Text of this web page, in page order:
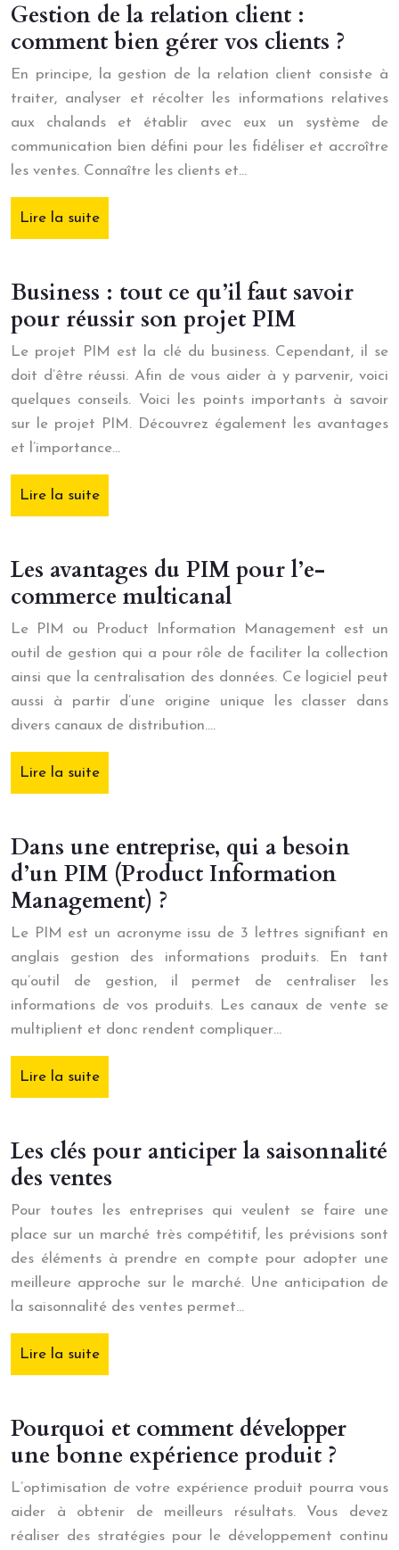
Gestion de la relation client :
comment bien gérer vos clients ?
En principe, la gestion de la relation client consiste à
traiter, analyser et récolter les informations relatives
aux chalands et établir avec eux un système de
communication bien défini pour les fidéliser et accroître
les ventes. Connaître les clients et…
Lire la suite
Business : tout ce qu’il faut savoir
pour réussir son projet PIM
Le projet PIM est la clé du business. Cependant, il se
doit d’être réussi. Afin de vous aider à y parvenir, voici
quelques conseils. Voici les points importants à savoir
sur le projet PIM. Découvrez également les avantages
et l’importance…
Lire la suite
Les avantages du PIM pour l’e-
commerce multicanal
Le PIM ou Product Information Management est un
outil de gestion qui a pour rôle de faciliter la collection
ainsi que la centralisation des données. Ce logiciel peut
aussi à partir d’une origine unique les classer dans
divers canaux de distribution….
Lire la suite
Dans une entreprise, qui a besoin
d’un PIM (Product Information
Management) ?
Le PIM est un acronyme issu de 3 lettres signifiant en
anglais gestion des informations produits. En tant
qu’outil de gestion, il permet de centraliser les
informations de vos produits. Les canaux de vente se
multiplient et donc rendent compliquer…
Lire la suite
Les clés pour anticiper la saisonnalité
des ventes
Pour toutes les entreprises qui veulent se faire une
place sur un marché très compétitif, les prévisions sont
des éléments à prendre en compte pour adopter une
meilleure approche sur le marché. Une anticipation de
la saisonnalité des ventes permet…
Lire la suite
Pourquoi et comment développer
une bonne expérience produit ?
L’optimisation de votre expérience produit pourra vous
aider à obtenir de meilleurs résultats. Vous devez
réaliser des stratégies pour le développement continu